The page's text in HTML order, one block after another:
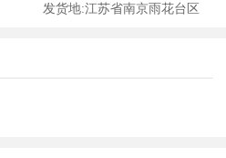
发货地:江苏省南京雨花台区